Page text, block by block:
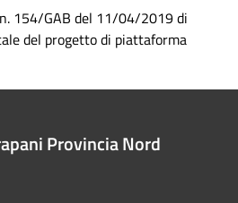
154/GAB del 11/04/2019 di
del progetto di piattaforma
Provincia Nord